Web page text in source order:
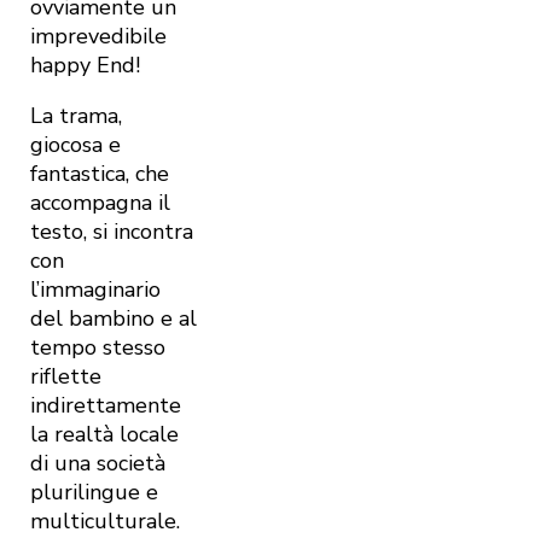
ovviamente un
imprevedibile
happy End!
La trama,
giocosa e
fantastica, che
accompagna il
testo, si incontra
con
l’immaginario
del bambino e al
tempo stesso
riflette
indirettamente
la realtà locale
di una società
plurilingue e
multiculturale.